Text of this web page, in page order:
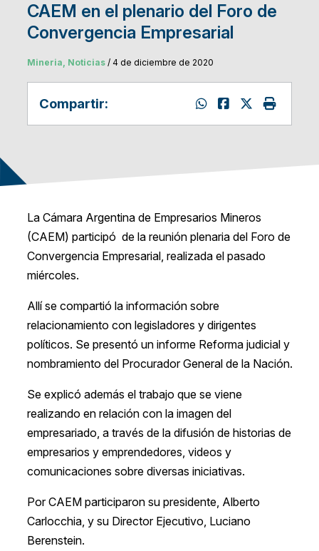
CAEM en el plenario del Foro de
Convergencia Empresarial
Mineria, Noticias/ 4 de diciembre de 2020
Compartir:
La Cámara Argentina de Empresarios Mineros
(CAEM) participó de la reunión plenaria del Foro de
Convergencia Empresarial, realizada el pasado
miércoles.
Allí se compartió la información sobre
relacionamiento con legisladores y dirigentes
políticos. Se presentó un informe Reforma judicial y
nombramiento del Procurador General de la Nación.
Se explicó además el trabajo que se viene
realizando en relación con la imagen del
empresariado, a través de la difusión de historias de
empresarios y emprendedores, videos y
comunicaciones sobre diversas iniciativas.
Por CAEM participaron su presidente, Alberto
Carlocchia, y su Director Ejecutivo, Luciano
Berenstein.